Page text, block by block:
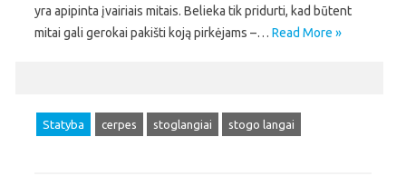
yra apipinta įvairiais mitais. Belieka tik pridurti, kad būtent
mitai gali gerokai pakišti koją pirkėjams –… Read More »
Statyba cerpes stoglangiai stogo langai